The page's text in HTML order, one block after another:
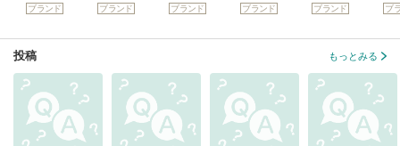
ブランド ブランド ブランド ブランド ブランド ブ
投稿 もっとみる